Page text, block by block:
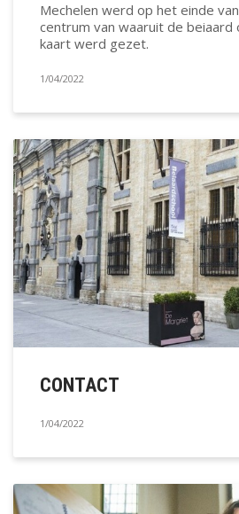
Mechelen werd op het einde
centrum van waaruit de beiaard
kaart werd gezet.
1/04/2022
CONTACT
1/04/2022